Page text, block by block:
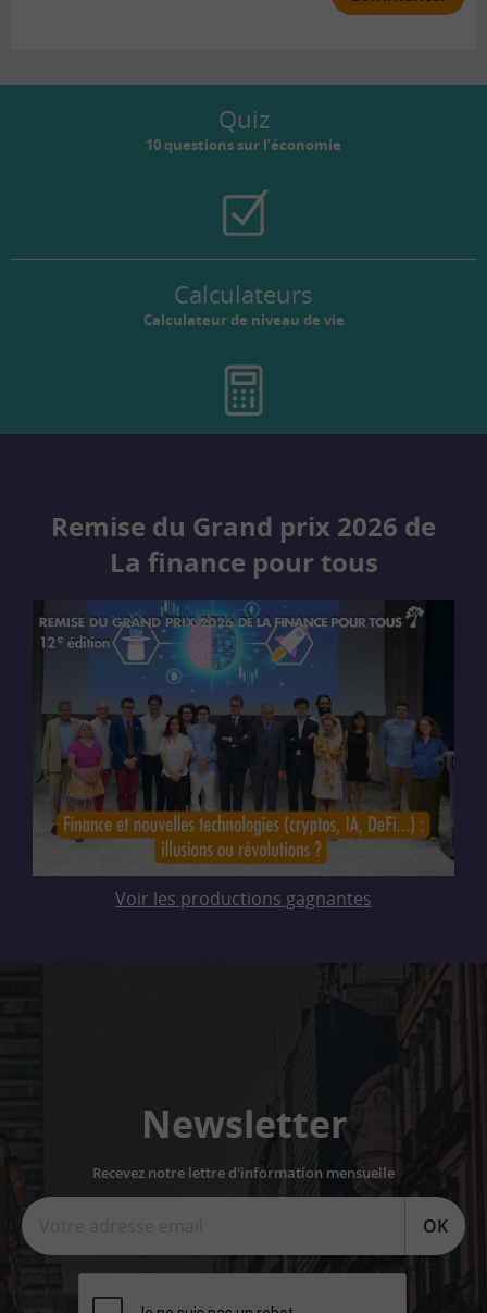
Quiz
10 questions sur l’économie
Calculateurs
Calculateur de niveau de vie
Remise du Grand prix 2026 de
La finance pour tous
Voir les productions gagnantes
Newsletter
Recevez notre lettre d'information mensuelle
OK